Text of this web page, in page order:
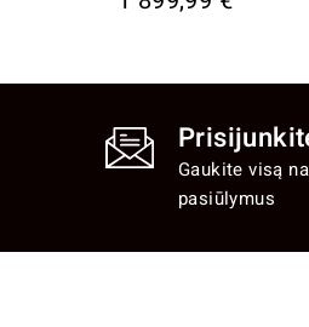
Gaukite visą
pasiūlymus